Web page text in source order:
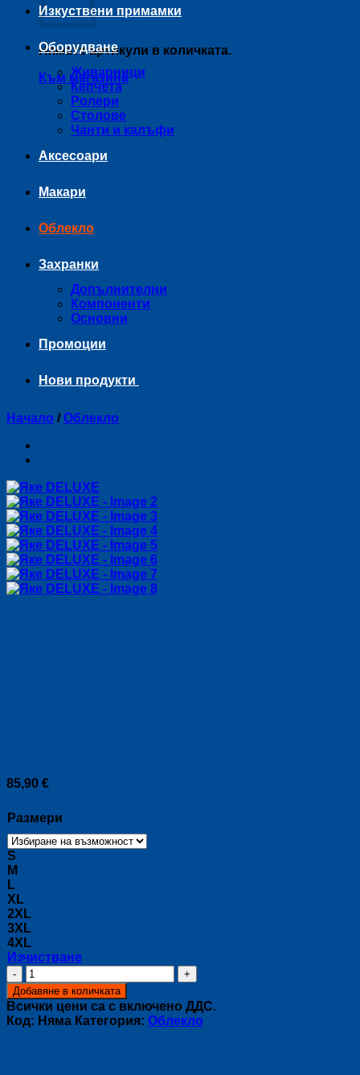
Нямате артикули в количката.
Към магазина
Изкуствени примамки
Оборудване
Живарници
Кепчета
Ролери
Столове
Чанти и калъфи
Аксесоари
Макари
Облекло
Захранки
Допълнителни
Компоненти
Основни
Промоции
Нови продукти
Начало / Облекло
85,90 €
Размери
S
M
L
XL
2XL
3XL
4XL
Изчистване
количество
за
Яке
DELUXE
Добавяне в количката
Всички цени са с включено ДДС.
Код: Няма Категория: Облекло